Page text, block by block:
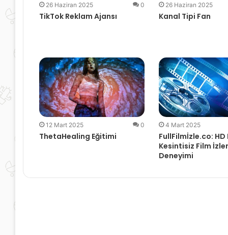
26 Haziran 2025 0
TikTok Reklam Ajansı
26 Haziran 2025
Kanal Tipi Fan
12 Mart 2025 0
ThetaHealing Eğitimi
4 Mart 2025
FullFilmİzle.co:
Kesintisiz Film
Deneyimi